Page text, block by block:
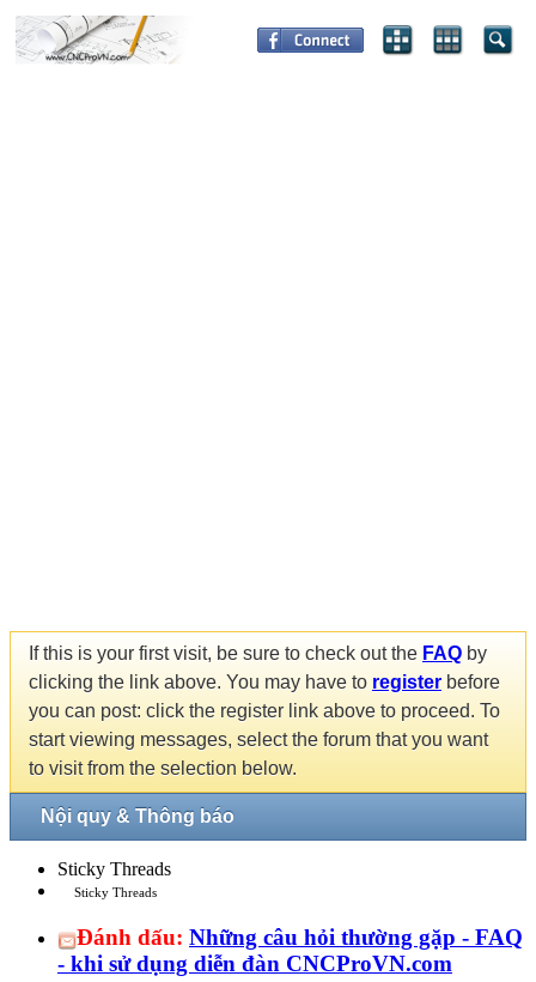
If this is your first visit, be sure to check out the FAQ by
clicking the link above. You may have to register before
you can post: click the register link above to proceed. To
start viewing messages, select the forum that you want
to visit from the selection below.
Nội quy & Thông báo
Sticky Threads
Sticky Threads
Đánh dấu: Những câu hỏi thường gặp - FAQ
- khi sử dụng diễn đàn CNCProVN.com